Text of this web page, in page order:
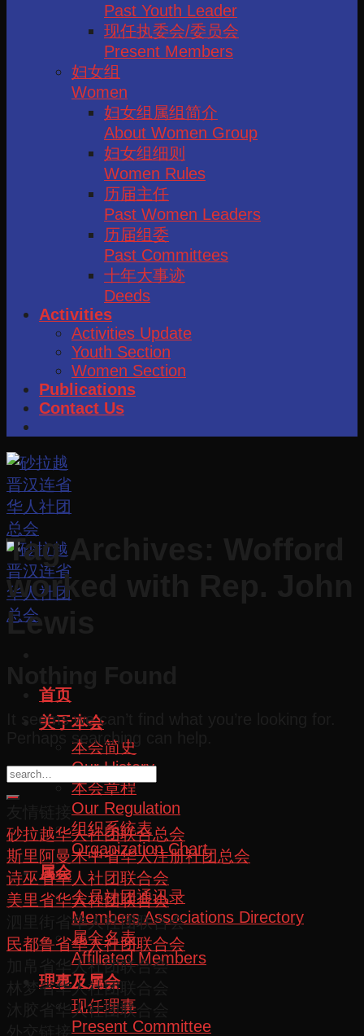
Past Youth Leader
现任执委会/委员会
Present Members
妇女组
Women
妇女组属组简介
About Women Group
妇女组细则
Women Rules
历届主任
Past Women Leaders
历届组委
Past Committees
十年大事迹
Deeds
Activities
Activities Update
Youth Section
Women Section
Publications
Contact Us
首页
关于本会
本会简史
Our History
本会章程
Our Regulation
组织系统表
Organization Chart
属会
会员社团通讯录
Members Associations Directory
属会名表
Affiliated Members
理事及属会
现任理事
Present Committee
Tag Archives:
worked with Rep. John
Lewis
It seems we can’t find what you’re looking for.
Perhaps searching can help.
砂拉越华人社团联合总会
斯里阿曼木中省华人注册社团总会
诗巫省华人社团联合会
美里省华人社团联合会
泗里街省华人社团联合会
民都鲁省华人社团联合会
加帛省华人社团联合会
林梦省华人社团联合会
沐胶省华人社团联合会